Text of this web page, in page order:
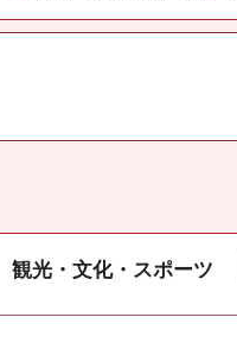
観光・文化・スポーツ